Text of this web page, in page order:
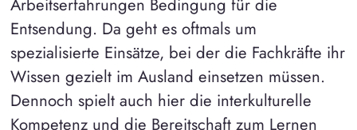
Arbeitserfahrungen Bedingung für die
Entsendung. Da geht es oftmals um
spezialisierte Einsätze, bei der die Fachkräfte ihr
Wissen gezielt im Ausland einsetzen müssen.
Dennoch spielt auch hier die interkulturelle
Kompetenz und die Bereitschaft zum Lernen